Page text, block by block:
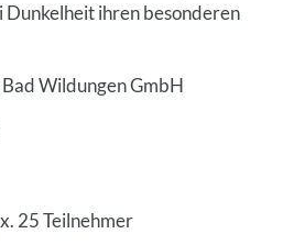
ihren besonderen
Wildungen GmbH
25 Teilnehmer